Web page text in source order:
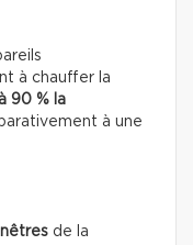
à chauffer la
90 % la
à une
de la